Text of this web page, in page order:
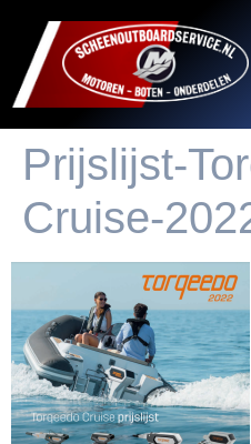
Prijslijst-
Cruise-